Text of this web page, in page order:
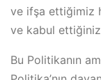
ve ifşa ettiğimiz
ve kabul
Bu Politikanın